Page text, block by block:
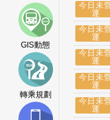
GIS動態
轉乘規劃
今日未
運
今日未
運
今日未
運
今日未
運
今日未
運